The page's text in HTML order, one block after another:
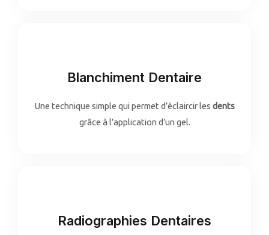
Blanchiment Dentaire
Une technique simple qui permet d’éclaircir les dents
grâce à l’application d’un gel.
Radiographies Dentaires